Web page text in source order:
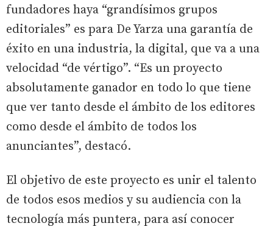
fundadores haya “grandísimos grupos
editoriales” es para De Yarza una garantía de
éxito en una industria, la digital, que va a una
velocidad “de vértigo”. “Es un proyecto
absolutamente ganador en todo lo que tiene
que ver tanto desde el ámbito de los editores
como desde el ámbito de todos los
anunciantes”, destacó.
El objetivo de este proyecto es unir el talento
de todos esos medios y su audiencia con la
tecnología más puntera, para así conocer